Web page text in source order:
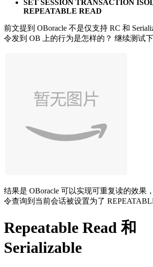
SET SESSION TRANSACTION
REPEATABLE READ
前文提到 OBoracle 不是仅支持 RC 和
令发到 OB 上的行为是怎样的？ 继续测试下
结果是 OBoracle 可以实现可重复读的效果
令查询到当前会话被设置为了
Repeatable Read 和
Serializable